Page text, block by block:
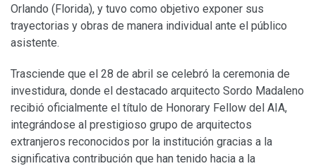
Orlando (Florida), y tuvo como objetivo exponer sus
trayectorias y obras de manera individual ante el público
asistente.
Trasciende que el 28 de abril se celebró la ceremonia de
investidura, donde el destacado arquitecto Sordo Madaleno
recibió oficialmente el título de Honorary Fellow del AIA,
integrándose al prestigioso grupo de arquitectos
extranjeros reconocidos por la institución gracias a la
significativa contribución que han tenido hacia a la